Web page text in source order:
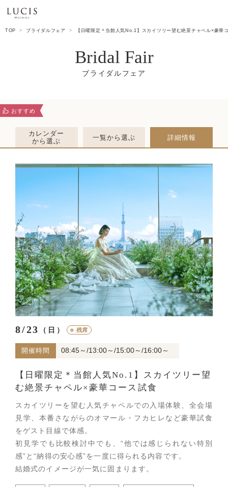
TOP ブライダルフェア 【日曜限定＊当館人気No.1】スカイツリー望む絶景チャペル×豪華
Bridal Fair
カレンダー
から選ぶ
一覧から選ぶ 詳細情報
おすすめ
8/23 （日） ○ 残席
開催時間 08:45～/13:00～/15:00～/16:00～
【日曜限定＊当館人気No.1】スカイツリー望
む絶景チャペル×豪華コース試食
スカイツリーを望む人気チャペルでの入場体験、全会場
見学、本番さながらのオマール・フカヒレなど豪華試食
をゲスト目線で体感。
初見学でも比較検討中でも、“他では感じられない特別
感”と“納得の安心感”を一度に得られる内容です。
結婚式のイメージが一気に固まります。